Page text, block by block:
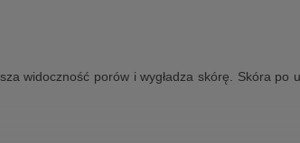
widoczność porów i wygładza skórę. Skóra po